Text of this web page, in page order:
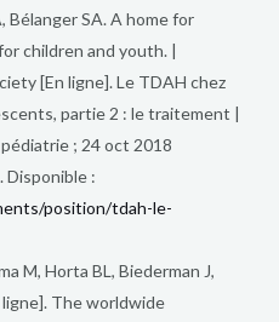
Bélanger SA. A home for
children and youth. |
[En ligne]. Le TDAH chez
partie 2 : le traitement |
; 24 oct 2018
Disponible :
position/tdah-le-
M, Horta BL, Biederman J,
ligne]. The worldwide